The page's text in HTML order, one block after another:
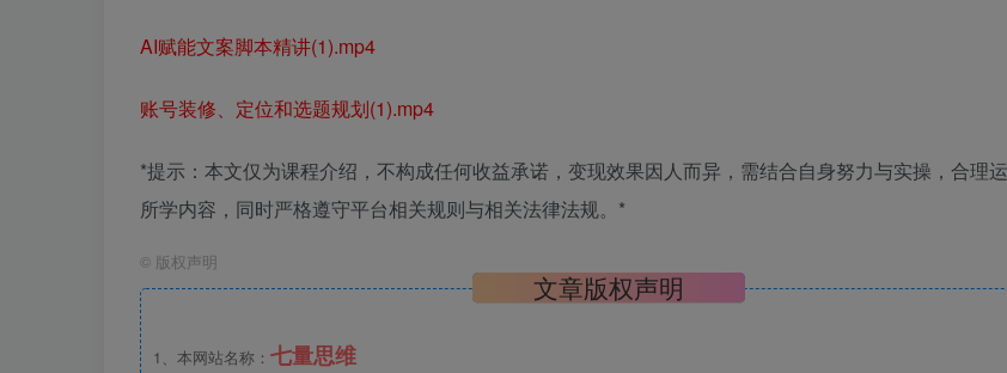
AI赋能文案脚本精讲(1).mp4
账号装修、定位和选题规划(1).mp4
*提示：本文仅为课程介绍，不构成任何收益承诺，变现效果因人而异，需结合自身努力与实操，合理
所学内容，同时严格遵守平台相关规则与相关法律法规。*
© 版权声明
文章版权声明
1、本网站名称： 七量思维